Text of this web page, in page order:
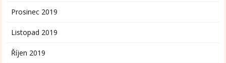
Prosinec 2019
Listopad 2019
Říjen 2019